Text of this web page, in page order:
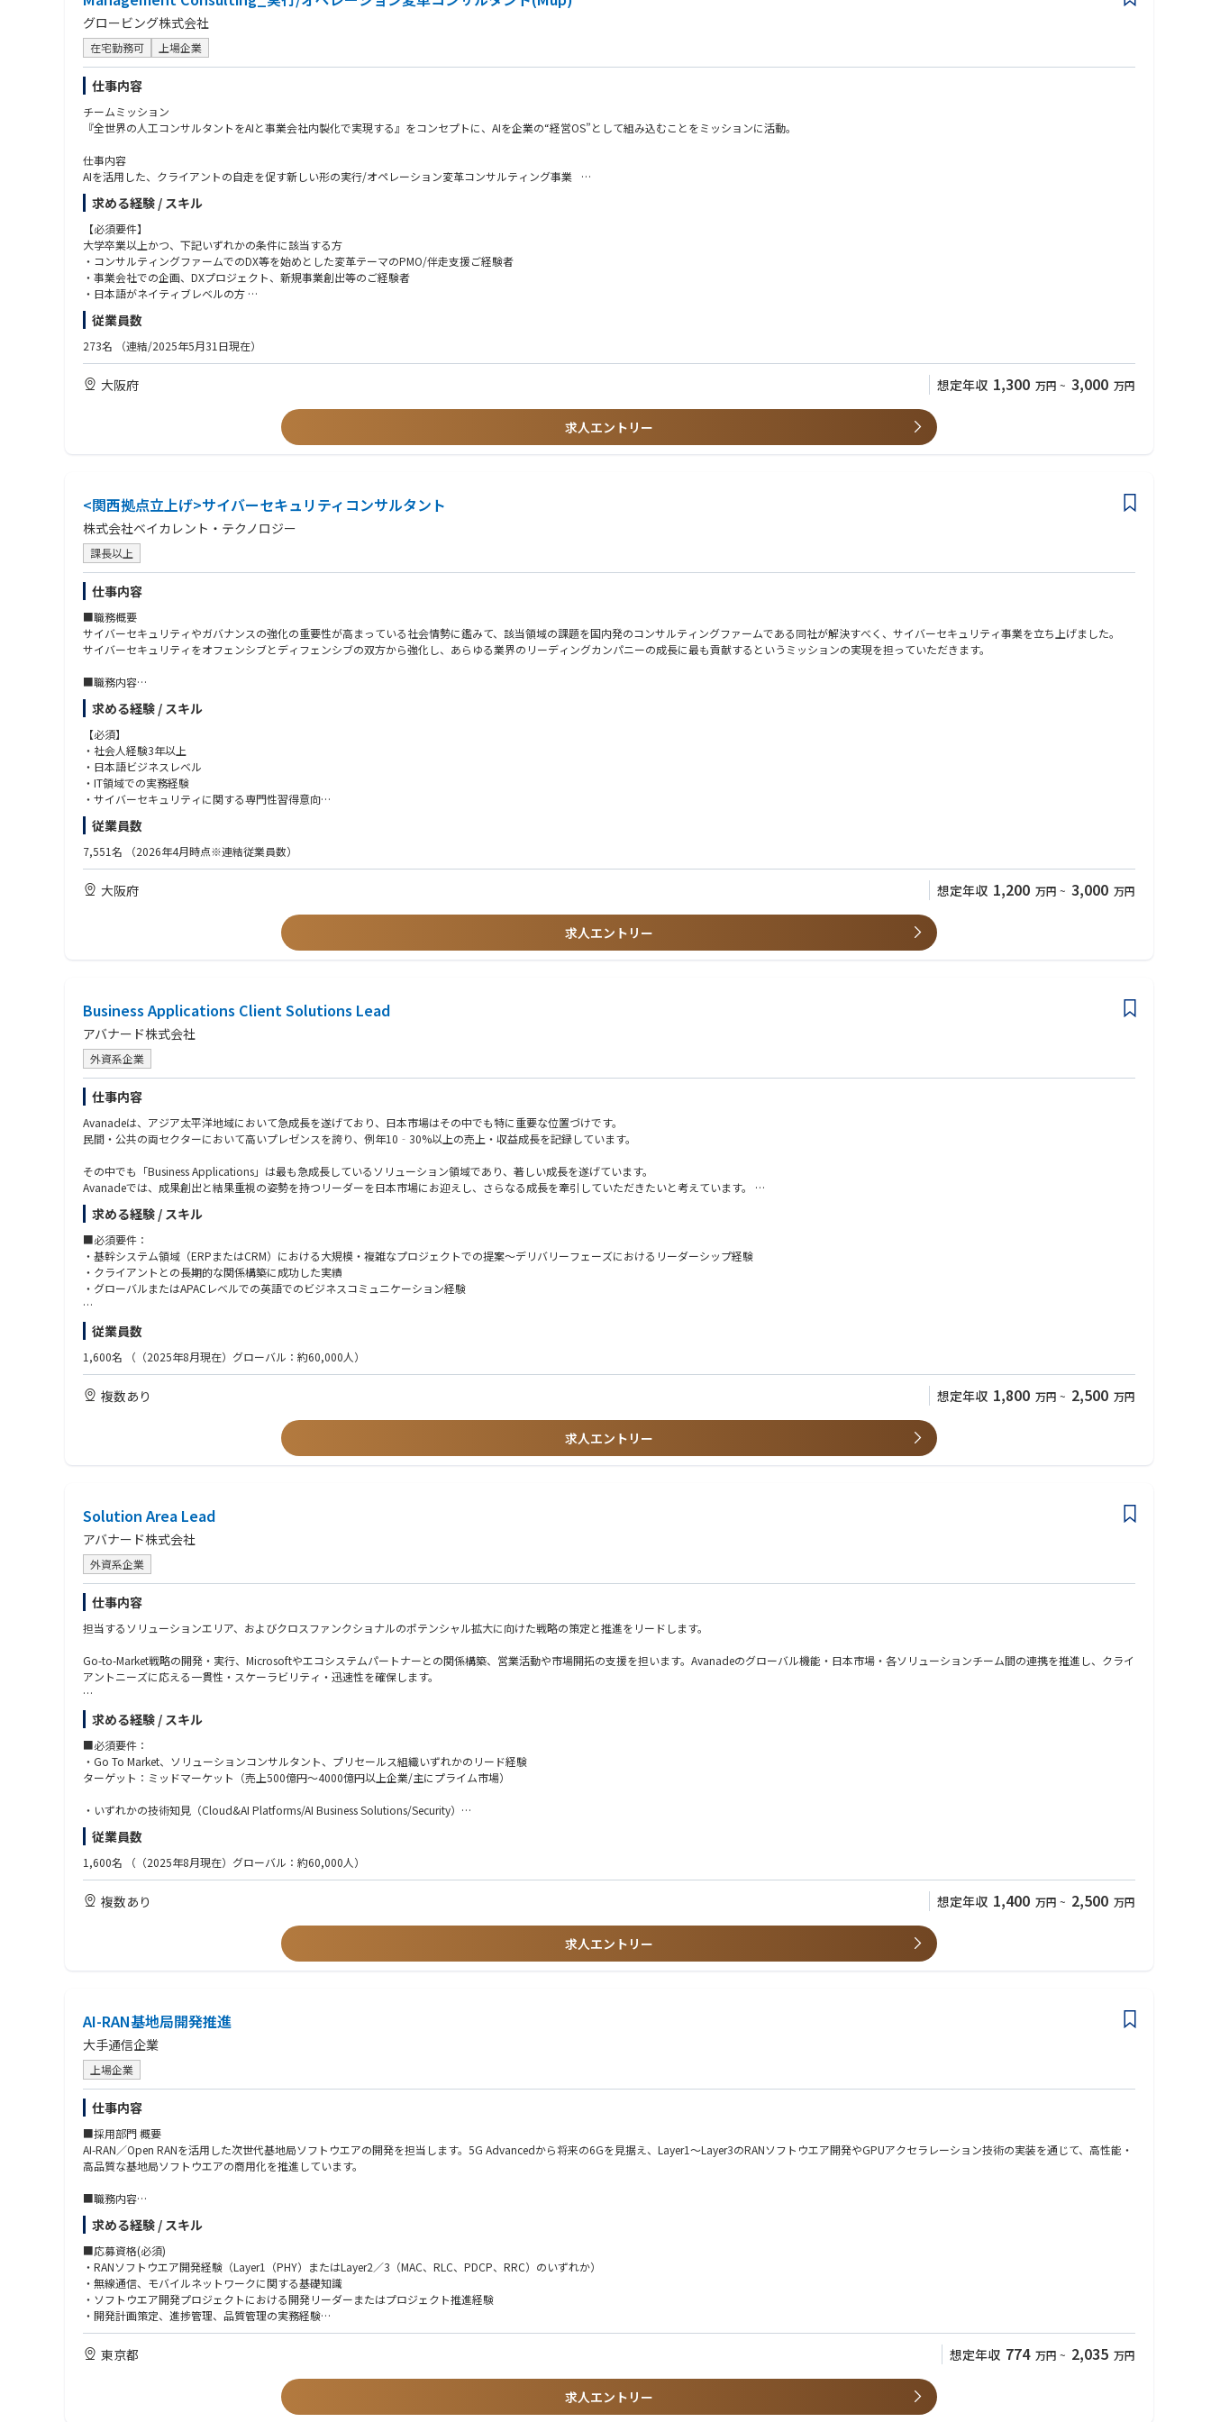
グロービング株式会社
在宅勤務可 上場企業
仕事内容
チームミッション
『全世界の人工コンサルタントをAIと事業会社内製化で実現する』をコンセプトに、AIを企業の“経営OS”として組み込むことをミッションに活動。
仕事内容
AIを活用した、クライアントの自走を促す新しい形の実行/オペレーション変革コンサルティング事業
Management Consultingでは、従来の“伴走支援”とは異なり、クライアントの自走を志向したサポートを実施し、価値を創出することを目指します。
現在コンサルティング業界では“コンサルティング”と銘打ちながらも、クライアントの業務代替や管理業務に終始し、本当に価値がある支援となっているか・クライアントを依存させていないか疑問に思われるような
支援スタイルが増えつつあります。
我々の実行支援は、あくまでクライアントの自走化を目的とし、AIの活用による業務の効率化・高度化や採用支援といった、従来では踏み込まなかった領域までの支援による、新しい実行/オペレーション変革コンサル
ティングを実施しています。
チームとしても 「たのしいコンサル 」をキーワードに、働きやすく成長も両立できる仕組みを整えています。
→実行支援＋AI化で、自身が作り上げた仕組みを“アセット”として残すことで得られる価値貢 献と、今後必須になる“AIの業務適応”スキル獲得
・「純粋にクライアントに向き合いたいのに売上・稼働へのプレッシャーがノイズ…」
→営業とコンサル機能を分離したチーミングにより、プロジェクトにフォーカス
→待遇を維持/向上させつつ、AI・変革ノウハウを身に着け、今後の強みを獲得
求める経験 / スキル
【必須要件】
大学卒業以上かつ、下記いずれかの条件に該当する方
・コンサルティングファームでのDX等を始めとした変革テーマのPMO/伴走支援ご経験者
・事業会社での企画、DXプロジェクト、新規事業創出等のご経験者
・日本語がネイティブレベルの方
【求める人物像】
・今よりもう一段スキルアップや達成感を味わいたい方
・事業やクライアントの業界に愛着や愛情を持っている方
・知的好奇心・知的タフネスがあり、自ら積極的に物事を推進/自己研鑽できる方
従業員数
273名 （連結/2025年5月31日現在）
大阪府 想定年収 1,300 万円 ~ 3,000 万円
求人エントリー
<関西拠点立上げ>サイバーセキュリティコンサルタント
株式会社ベイカレント・テクノロジー
課長以上
仕事内容
■職務概要
サイバーセキュリティやガバナンスの強化の重要性が高まっている社会情勢に鑑みて、該当領域の課題を国内発のコンサルティングファームである同社が解決すべく、サイバーセキュリティ事業を立ち上げました。
サイバーセキュリティをオフェンシブとディフェンシブの双方から強化し、あらゆる業界のリーディングカンパニーの成長に最も貢献するというミッションの実現を担っていただきます。
■職務内容
クライアントが直面する、サイバーセキュリティに関するリスクの把握から戦略構築、実行支援までのご支援を一気通貫で行っていただきます。
■プロジェクト事例
リスク把握・評価：セキュリティ・リスクアセスメント、セキュリティリスクの可視化、脆弱性診断・ペネトレーションテスト・TLTP実施 等
セキュリティ戦略立案： セキュリティ高度化施策の企画、戦略実現ロードマップの策定 等
セキュリティ強化・運用・改善支援：セキュリティガバナンス強化、レッドチーム演習の実行、IR/CSIRT/SOC運用、ネットワーク・クラウド・OS・ミドルウェアセキュリティ設計支援 等
【現状の課題】
・攻撃の高度化・産業化：ランサムウェアやサプライチェーン攻撃、生成AIの悪用により攻撃は低コスト・高頻度化。単体製品では限界があり、侵入前提の検知・対応力が競争力を左右。
・クラウド前提で統制が不足：境界型防御だけでは不十分となり、ID/権限、ログ、設定不備を起点とするリスクが増大。技術とガバナンスの再設計が必要。
・人材不足と運用疲弊：アラート過多、ツール乱立、属人化でSOC運用が疲弊。プロセス・自動化・組織設計を含む運用モデル刷新が急務。
・侵入前提のレジリエンス設計：防御に加え、侵害時の判断・復旧・再発防止までをBCP/DRと統合。
求める経験 / スキル
【必須】
・社会人経験3年以上
・日本語ビジネスレベル
・IT領域での実務経験
・サイバーセキュリティに関する専門性習得意向
【歓迎】
・EH/CISSP/OSCP/OSWE/CRTO/GPEN/CCSP/
・CISA/CISM/CRISC 等情報セキュリティやITリスクマネジメントに関する資格保有
・サイバーセキュリティ戦略・ポリシー策定やガバナンス体制整備の支援経験
・セキュリティ製品の導入・運用経験、CSIRT/SOC業務の経験
従業員数
7,551名 （2026年4月時点※連結従業員数）
大阪府 想定年収 1,200 万円 ~ 3,000 万円
求人エントリー
Business Applications Client Solutions Lead
アバナード株式会社
外資系企業
仕事内容
Avanadeは、アジア太平洋地域において急成長を遂げており、日本市場はその中でも特に重要な位置づけです。
民間・公共の両セクターにおいて高いプレゼンスを誇り、例年10‐30%以上の売上・収益成長を記録しています。
その中でも「Business Applications」は最も急成長しているソリューション領域であり、著しい成長を遂げています。
Avanadeでは、成果創出と結果重視の姿勢を持つリーダーを日本市場にお迎えし、さらなる成長を牽引していただきたいと考えています。
本ポジションは、日本市場におけるBusiness Applications領域の統括責任者として、以下のソリューションを対象に事業戦略の策定・実行を担っていただきます
・Dynamics 365 CE（CRM）および関連アプリケーション
・Dynamics 365 F&O（ERP）
・Power Platform
日本市場の営業・収益・財務目標の達成に向けた戦略立案と実行、品質管理、クライアント満足度の向上をリードしていただきます。
■主な業務内容
・戦略・事業開発
MicrosoftおよびAccenture Microsoft Business Groupとの連携によるGo-To-Market戦略の構築
エグゼクティブレベルでのクライアント対応と満足度向上
プロジェクトの成功事例の創出と展開
デリバリーリードとの連携による課題解決と成果最大化
・組織・人材開発
人材配置・育成戦略の立案と実行
マネージドサービスの拡大と長期的なクライアント関係の構築
求める経験 / スキル
■必須要件：
・基幹システム領域（ERPまたはCRM）における大規模・複雑なプロジェクトでの提案～デリバリーフェーズにおけるリーダーシップ経験
・クライアントとの長期的な関係構築に成功した実績
・グローバルまたはAPACレベルでの英語でのビジネスコミュニケーション経験
※Microsoft技術知見をお持ちでなくとも、オンプレミスのERP製品や他メジャーERPなど（SAP、ORACLE）の特性を正しく理解しつつ、「その上でなぜ MS Dynamics365 が最適なのか」を業務・基盤双方の観点から
語り、クライアントの経営・IT課題の本質に踏み込み価値を訴求できるタイプを求めています。
・Microsoft Dynamics ERP・CRMの導入経験
・MicrosoftやAccentureなどの大手パートナーとの協業経験
・組織およびビジネスのトランスフォーメーションのスピード感に応えられるタフさ、柔軟性の高さ
・業界でのプレゼンスを高めるための発信力に興味関心のある方
従業員数
1,600名 （（2025年8月現在）グローバル：約60,000人）
複数あり 想定年収 1,800 万円 ~ 2,500 万円
求人エントリー
Solution Area Lead
アバナード株式会社
外資系企業
仕事内容
担当するソリューションエリア、およびクロスファンクショナルのポテンシャル拡大に向けた戦略の策定と推進をリードします。
Go-to-Market戦略の開発・実行、Microsoftやエコシステムパートナーとの関係構築、営業活動や市場開拓の支援を担います。Avanadeのグローバル機能・日本市場・各ソリューションチーム間の連携を推進し、クライ
アントニーズに応える一貫性・スケーラビリティ・迅速性を確保します。
ソリューションエリアについて：
Cloud&AI Platforms/AI Business Solutions/Security
https://www.avanade.com/ja-jp/services/integrated-solutions
■主な業務内容
・各ソリューションエンジニア・クロスファンクショナルチームのリーダーシップと連携し、GTM戦略を策定・実行
・地域チームとの強固なネットワーク構築、ベストプラクティスや市場インサイトの収集
・GTM拡大に向けた投資計画の策定
・MicrosoftのSA・エリアリーダーとの関係構築・維持
・Microsoft製品ロードマップやキャンペーンとの連携、共同イニシアチブやコセールイベントの調整
・Microsoft営業リーダーとの四半期レビューを主導し、Microsoftリソースを活用した提案強化
・主要案件のエグゼクティブスポンサーとして参画、または新しいGTMを試すクライアントの担当
・外部市場の代表として、カンファレンス、アナリスト・メディア対応、クライアントイベントに参加
・Avanadeの市場メッセージングに協力し、戦略的案件のクライアントリファレンスを確保
社内連携とエネーブルメント
・APAC・セールス・グローバルプラクティス・マーケティング・ソリューションデリバリーなど各機能と連携し、GTM戦略の実行を支援
・新しいGTMイニシアチブのインキュベーションに参加し、トレンドやスケーリング可能な初期機能を特定
・プライシングやアセット開発を含むデリバリー戦略の改善に貢献
求める経験 / スキル
■必須要件：
・Go To Market、ソリューションコンサルタント、プリセールス組織いずれかのリード経験
ターゲット：ミッドマーケット（売上500億円～4000億円以上企業/主にプライム市場）
・いずれかの技術知見（Cloud&AI Platforms/AI Business Solutions/Security）
・テクノロジーを組み合わせたクロスセルおよびクロスファンクショナルな視点でのクライアントプロジェクトの経験
従業員数
1,600名 （（2025年8月現在）グローバル：約60,000人）
複数あり 想定年収 1,400 万円 ~ 2,500 万円
求人エントリー
AI-RAN基地局開発推進
大手通信企業
上場企業
仕事内容
■採用部門 概要
AI-RAN／Open RANを活用した次世代基地局ソフトウエアの開発を担当します。5G Advancedから将来の6Gを見据え、Layer1～Layer3のRANソフトウエア開発やGPUアクセラレーション技術の実装を通じて、高性能・
高品質な基地局ソフトウエアの商用化を推進しています。
■職務内容
【ミッション】
AI-RAN基地局開発を推進し、開発プロセスおよび開発体制の継続的な改善を通じて、5G Advancedおよび将来の6G時代を支える基地局ソフトウエアの商用化に貢献していただきます。
【主な業務】
・AI-RAN基地局開発の推進
・開発計画の策定および進捗・品質管理
・開発チーム横断での課題管理・推進
【具体的な業務】
・プロジェクト計画・マイルストーンの策定および進捗管理
・品質・生産性向上に向けた施策の企画・推進
求める経験 / スキル
■応募資格(必須)
・RANソフトウエア開発経験（Layer1（PHY）またはLayer2／3（MAC、RLC、PDCP、RRC）のいずれか）
・無線通信、モバイルネットワークに関する基礎知識
・ソフトウエア開発プロジェクトにおける開発リーダーまたはプロジェクト推進経験
・開発計画策定、進捗管理、品質管理の実務経験
■応募資格(歓迎)
・C／C++などを用いた組込み／通信ソフトウエア開発経験
・Open RAN、vRAN、AI-RANなど次世代RANアーキテクチャに関する知識・開発経験
・アジャイル開発、DevOpsに関する知識・実務経験
東京都 想定年収 774 万円 ~ 2,035 万円
求人エントリー